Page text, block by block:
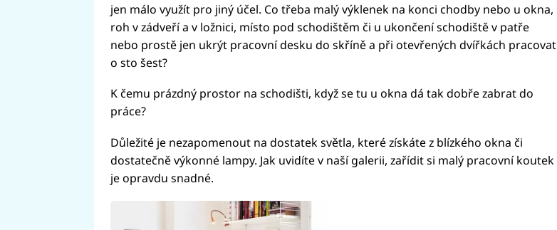
jen málo využít pro jiný účel. Co třeba malý výklenek na konci chodby nebo u okna,
roh v zádveří a v ložnici, místo pod schodištěm či u ukončení schodiště v patře
nebo prostě jen ukrýt pracovní desku do skříně a při otevřených dvířkách pracovat
o sto šest?
K čemu prázdný prostor na schodišti, když se tu u okna dá tak dobře zabrat do
práce?
Důležité je nezapomenout na dostatek světla, které získáte z blízkého okna či
dostatečně výkonné lampy. Jak uvidíte v naší galerii, zařídit si malý pracovní koutek
je opravdu snadné.